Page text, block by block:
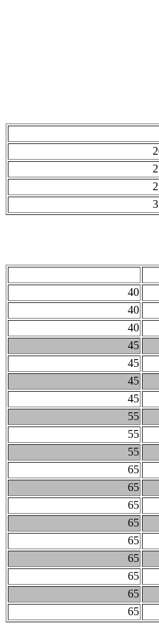
40
40
40
45
45
45
45
55
55
55
65
65
65
65
65
65
65
65
65